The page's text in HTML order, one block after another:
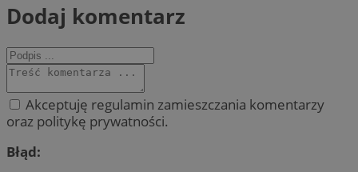
Dodaj komentarz
Akceptuję regulamin zamieszczania komentarzy
oraz politykę prywatności.
Błąd: